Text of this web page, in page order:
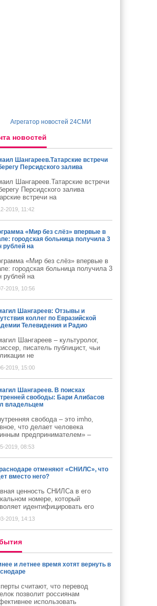
Агрегатор новостей 24СМИ
новостей
Шангареев.Татарские встречи
Персидского залива
Шангареев.Татарские встречи
Персидского залива
встречи на
2019, 11:42
«Мир без слёз» впервые в
городская больница получила 3
рублей на
«Мир без слёз» впервые в
городская больница получила 3
рублей на
2019, 10:56
Шангареев: Отзывы и
коллег по Евразийской
Телевидения и Радио
Шангареев – культуролог,
писатель публицист, чьи
не
2019, 15:00
Шангареев. В поисках
свободы: Бари Алибасов
владельцем
свобода – это imho,
что делает человека
предпринимателем» –
2019, 08:53
отменяют «СНИЛС», что
вместо него?
ценность СНИЛСа в его
номере, который
идентифицировать его
2019, 14:13
и летнее время хотят вернуть в
считают, что перевод
позволит россиянам
использовать